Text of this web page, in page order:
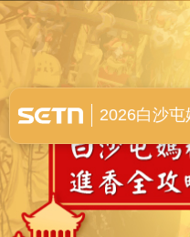
白沙屯媽祖進
2026白沙屯